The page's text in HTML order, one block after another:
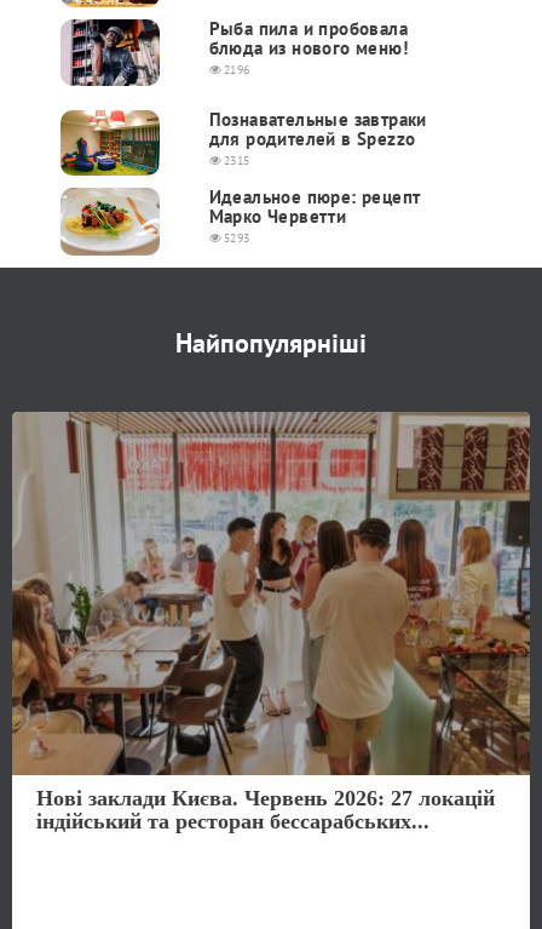
Рыба пила и пробовала
блюда из нового меню!
2196
Познавательные завтраки
для родителей в Spezzo
2315
Идеальное пюре: рецепт
Марко Черветти
5293
Найпопулярніші
Нові заклади Києва. Червень 2026: 27 локацій
індійський та ресторан бессарабських...